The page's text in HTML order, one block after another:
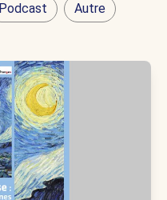
Podcast Autre